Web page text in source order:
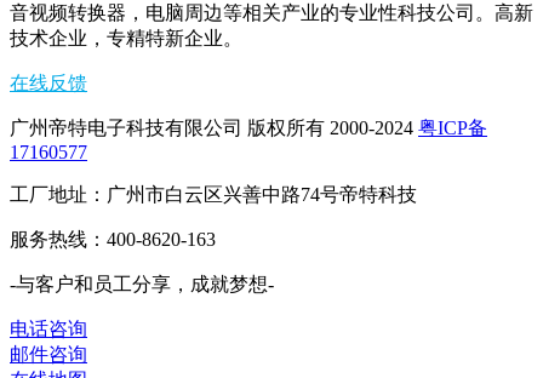
音视频转换器，电脑周边等相关产业的专业性科技公司。高新
技术企业，专精特新企业。
在线反馈
广州帝特电子科技有限公司 版权所有 2000-2024 粤ICP备
17160577
工厂地址：广州市白云区兴善中路74号帝特科技
服务热线：400-8620-163
-与客户和员工分享，成就梦想-
电话咨询
邮件咨询